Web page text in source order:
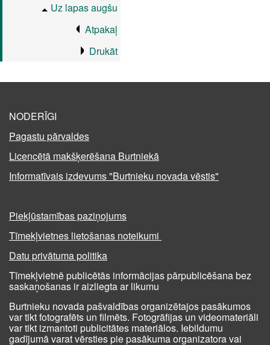
Uz lapas augšu
Atpakaļ
Drukāt
NODERĪGI
Pagastu pārvaldes
Licencētā makšķerēšana Burtniekā
Informatīvais izdevums "Burtnieku novada vēstis"
Piekļūstamības paziņojums
Tīmekļvietnes lietošanas noteikumi
Datu privātuma politika
Tīmekļvietnē publicētās informācijas pārpublicēšana bez
saskaņošanas ir aizliegta ar likumu
Burtnieku novada pašvaldības organizētajos pasākumos
var tikt fotografēts un filmēts. Fotogrāfijas un videomateriāli
var tikt izmantoti publicitātes materiālos. Iebildumu
gadījumā varat vērsties pie pasākuma organizatora vai